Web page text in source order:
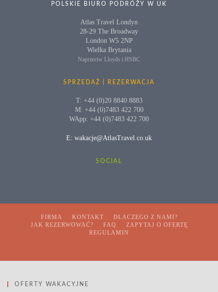
POLSKIE BIURO PODRÓŻY W UK
Atlas Travel Londyn
28-29 The Broadway
London W5 2NP
Wielka Brytania
Naprzeciw Lloyds i HSBC
SPRZEDAŻ | REZERWACJA
T: +44 (0)20 8840 8883
M: +44 (0)7483 422 700
WApp: +44 (0)7483 422 700
E: wakacje@AtlasTravel.co.uk
SOCIAL
FIRMA KONTAKT
DLACZEGO Z NAMI?
JAK REZERWOWAĆ?
FAQ
ZAPYTAJ O OFERTĘ
REGULAMIN
OFERTY WAKACYJNE